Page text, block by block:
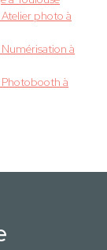
photo à
à
à